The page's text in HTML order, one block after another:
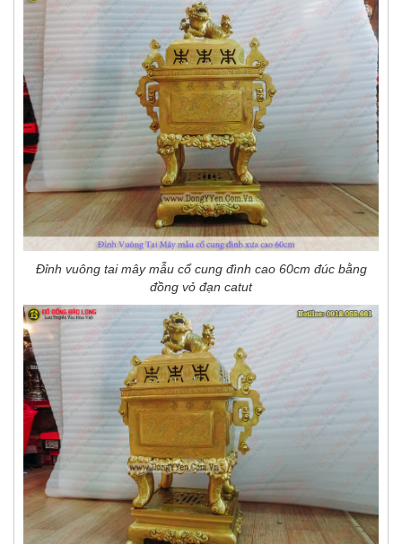
Đỉnh vuông tai mây mẫu cổ cung đình cao 60cm đúc bằng
đồng vỏ đạn catut